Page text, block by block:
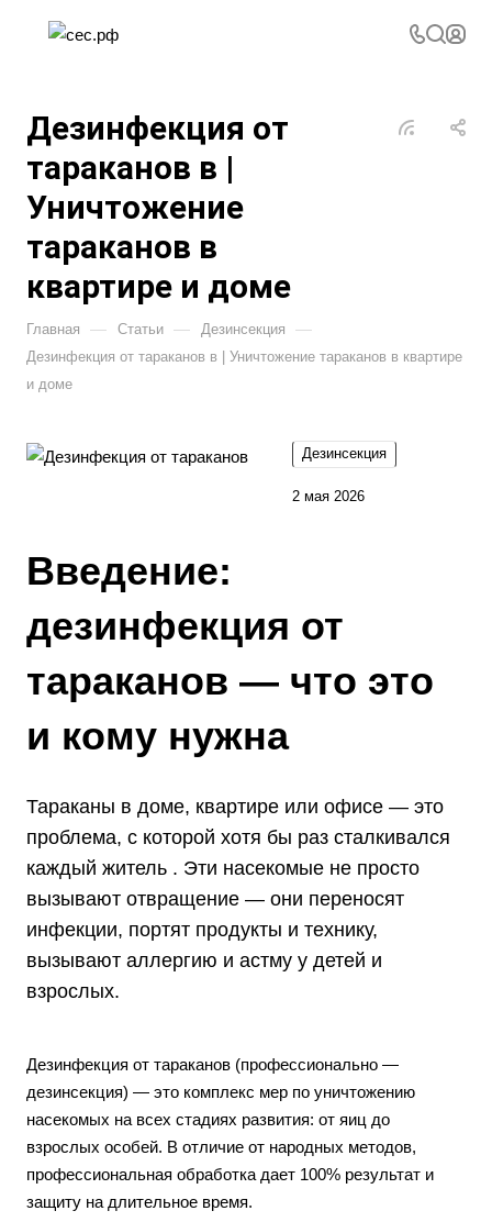
Дезинфекция от
тараканов в |
Уничтожение
тараканов в
квартире и доме
Главная — Статьи — Дезинсекция —
Дезинфекция от тараканов в | Уничтожение тараканов в квартире
и доме
Дезинсекция
2 мая 2026
Введение:
дезинфекция от
тараканов — что это
и кому нужна
Тараканы в доме, квартире или офисе — это
проблема, с которой хотя бы раз сталкивался
каждый житель . Эти насекомые не просто
вызывают отвращение — они переносят
инфекции, портят продукты и технику,
вызывают аллергию и астму у детей и
взрослых.
Дезинфекция от тараканов (профессионально —
дезинсекция) — это комплекс мер по уничтожению
насекомых на всех стадиях развития: от яиц до
взрослых особей. В отличие от народных методов,
профессиональная обработка дает 100% результат и
защиту на длительное время.